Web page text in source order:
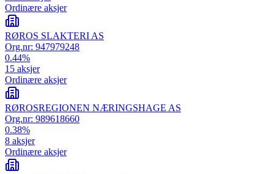
Ordinære aksjer
RØROS SLAKTERI AS
Org.nr: 947979248
0.44%
15 aksjer
Ordinære aksjer
RØROSREGIONEN NÆRINGSHAGE AS
Org.nr: 989618660
0.38%
8 aksjer
Ordinære aksjer